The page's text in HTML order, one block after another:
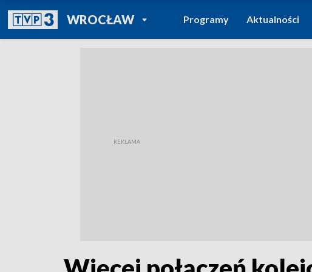
WROCŁAWPOWRÓT DO
TVP REGIONY
Programy Aktualności